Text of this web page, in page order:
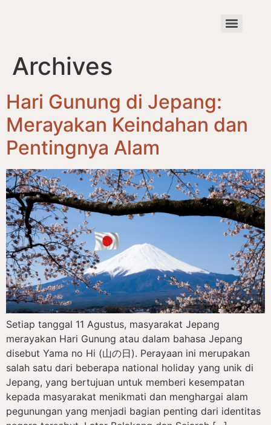
Archives
Hari Gunung di Jepang:
Merayakan Keindahan dan
Pentingnya Alam
Setiap tanggal 11 Agustus, masyarakat Jepang
merayakan Hari Gunung atau dalam bahasa Jepang
disebut Yama no Hi (山の日). Perayaan ini merupakan
salah satu dari beberapa national holiday yang unik di
Jepang, yang bertujuan untuk memberi kesempatan
kepada masyarakat menikmati dan menghargai alam
pegunungan yang menjadi bagian penting dari identitas